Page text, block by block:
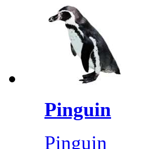
Pinguin
Pinguin